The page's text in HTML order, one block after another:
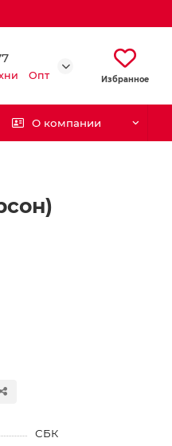
Опт Избранное
О компании
СБК